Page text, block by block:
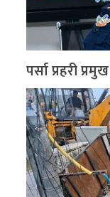
पर्सा प्रहरी